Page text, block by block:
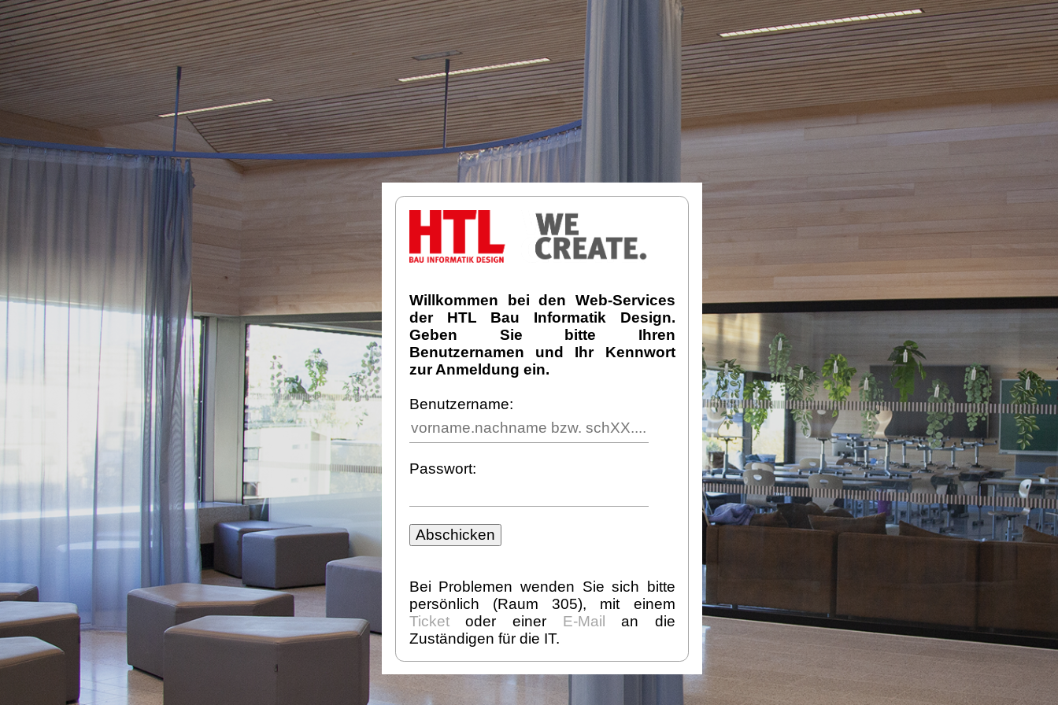
Willkommen bei den Web-Services
der HTL Bau Informatik Design.
Geben Sie bitte Ihren
Benutzernamen und Ihr Kennwort
zur Anmeldung ein.
Benutzername:
Passwort:
Bei Problemen wenden Sie sich bitte
persönlich (Raum 305), mit einem
Ticketoder einer E-Mail an die
Zuständigen für die IT.